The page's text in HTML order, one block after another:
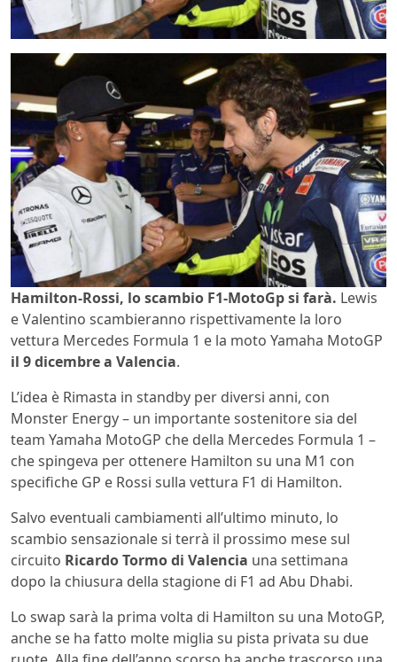
Hamilton-Rossi, lo scambio F1-MotoGp si farà. Lewis
e Valentino scambieranno rispettivamente la loro
vettura Mercedes Formula 1 e la moto Yamaha MotoGP
il 9 dicembre a Valencia.
L’idea è Rimasta in standby per diversi anni, con
Monster Energy – un importante sostenitore sia del
team Yamaha MotoGP che della Mercedes Formula 1 –
che spingeva per ottenere Hamilton su una M1 con
specifiche GP e Rossi sulla vettura F1 di Hamilton.
Salvo eventuali cambiamenti all’ultimo minuto, lo
scambio sensazionale si terrà il prossimo mese sul
circuito Ricardo Tormo di Valencia una settimana
dopo la chiusura della stagione di F1 ad Abu Dhabi.
Lo swap sarà la prima volta di Hamilton su una MotoGP,
anche se ha fatto molte miglia su pista privata su due